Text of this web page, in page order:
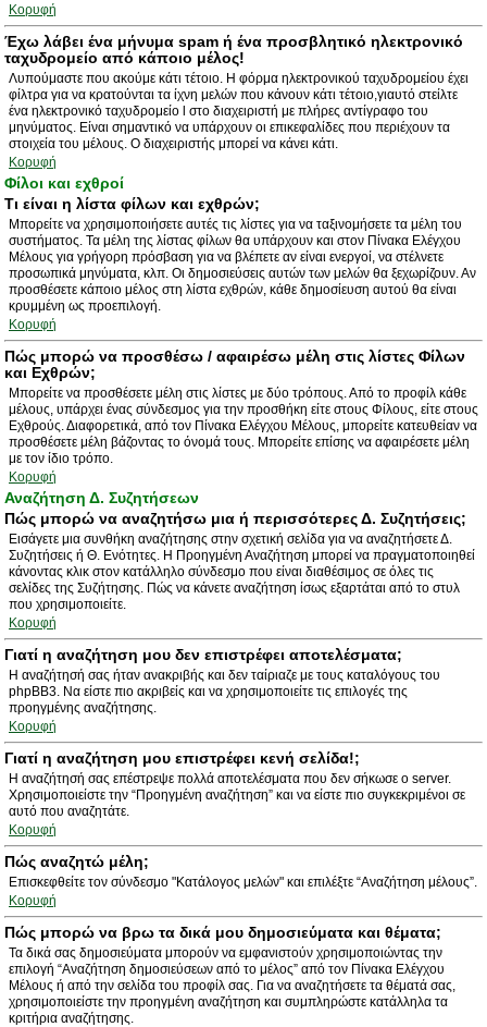
Κορυφή
Έχω λάβει ένα μήνυμα spam ή ένα προσβλητικό ηλεκτρονικό
ταχυδρομείο από κάποιο μέλος!
Λυπούμαστε που ακούμε κάτι τέτοιο. Η φόρμα ηλεκτρονικού ταχυδρομείου έχει
φίλτρα για να κρατούνται τα ίχνη μελών που κάνουν κάτι τέτοιο,γιαυτό στείλτε
ένα ηλεκτρονικό ταχυδρομείο l στο διαχειριστή με πλήρες αντίγραφο του
μηνύματος. Είναι σημαντικό να υπάρχουν οι επικεφαλίδες που περιέχουν τα
στοιχεία του μέλους. Ο διαχειριστής μπορεί να κάνει κάτι.
Κορυφή
Φίλοι και εχθροί
Τι είναι η λίστα φίλων και εχθρών;
Μπορείτε να χρησιμοποιήσετε αυτές τις λίστες για να ταξινομήσετε τα μέλη του
συστήματος. Τα μέλη της λίστας φίλων θα υπάρχουν και στον Πίνακα Ελέγχου
Μέλους για γρήγορη πρόσβαση για να βλέπετε αν είναι ενεργοί, να στέλνετε
προσωπικά μηνύματα, κλπ. Οι δημοσιεύσεις αυτών των μελών θα ξεχωρίζουν. Αν
προσθέσετε κάποιο μέλος στη λίστα εχθρών, κάθε δημοσίευση αυτού θα είναι
κρυμμένη ως προεπιλογή.
Κορυφή
Πώς μπορώ να προσθέσω / αφαιρέσω μέλη στις λίστες Φίλων
και Εχθρών;
Μπορείτε να προσθέσετε μέλη στις λίστες με δύο τρόπους. Από το προφίλ κάθε
μέλους, υπάρχει ένας σύνδεσμος για την προσθήκη είτε στους Φίλους, είτε στους
Εχθρούς. Διαφορετικά, από τον Πίνακα Ελέγχου Μέλους, μπορείτε κατευθείαν να
προσθέσετε μέλη βάζοντας το όνομά τους. Μπορείτε επίσης να αφαιρέσετε μέλη
με τον ίδιο τρόπο.
Κορυφή
Αναζήτηση Δ. Συζητήσεων
Πώς μπορώ να αναζητήσω μια ή περισσότερες Δ. Συζητήσεις;
Εισάγετε μια συνθήκη αναζήτησης στην σχετική σελίδα για να αναζητήσετε Δ.
Συζητήσεις ή Θ. Ενότητες. Η Προηγμένη Αναζήτηση μπορεί να πραγματοποιηθεί
κάνοντας κλικ στον κατάλληλο σύνδεσμο που είναι διαθέσιμος σε όλες τις
σελίδες της Συζήτησης. Πώς να κάνετε αναζήτηση ίσως εξαρτάται από το στυλ
που χρησιμοποιείτε.
Κορυφή
Γιατί η αναζήτηση μου δεν επιστρέφει αποτελέσματα;
Η αναζήτησή σας ήταν ανακριβής και δεν ταίριαζε με τους καταλόγους του
phpBB3. Να είστε πιο ακριβείς και να χρησιμοποιείτε τις επιλογές της
προηγμένης αναζήτησης.
Κορυφή
Γιατί η αναζήτηση μου επιστρέφει κενή σελίδα!;
Η αναζήτησή σας επέστρεψε πολλά αποτελέσματα που δεν σήκωσε ο server.
Χρησιμοποιείστε την “Προηγμένη αναζήτηση” και να είστε πιο συγκεκριμένοι σε
αυτό που αναζητάτε.
Κορυφή
Πώς αναζητώ μέλη;
Επισκεφθείτε τον σύνδεσμο "Κατάλογος μελών" και επιλέξτε “Αναζήτηση μέλους”.
Κορυφή
Πώς μπορώ να βρω τα δικά μου δημοσιεύματα και θέματα;
Τα δικά σας δημοσιεύματα μπορούν να εμφανιστούν χρησιμοποιώντας την
επιλογή “Αναζήτηση δημοσιεύσεων από το μέλος” από τον Πίνακα Ελέγχου
Μέλους ή από την σελίδα του προφίλ σας. Για να αναζητήσετε τα θέματά σας,
χρησιμοποιείστε την προηγμένη αναζήτηση και συμπληρώστε κατάλληλα τα
κριτήρια αναζήτησης.